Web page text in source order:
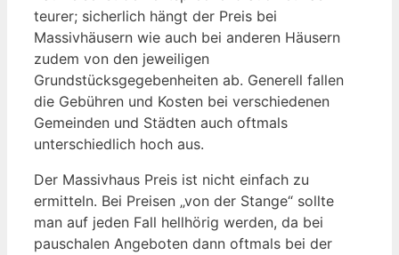
teurer; sicherlich hängt der Preis bei
Massivhäusern wie auch bei anderen Häusern
zudem von den jeweiligen
Grundstücksgegebenheiten ab. Generell fallen
die Gebühren und Kosten bei verschiedenen
Gemeinden und Städten auch oftmals
unterschiedlich hoch aus.
Der Massivhaus Preis ist nicht einfach zu
ermitteln. Bei Preisen „von der Stange“ sollte
man auf jeden Fall hellhörig werden, da bei
pauschalen Angeboten dann oftmals bei der